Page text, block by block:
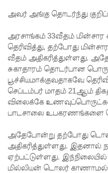
காணாமற்
வழக்கு
கோட்டாப
ய
ராஜபக்ச
செப்டம்பர்
29ஆம்
தேதி
காணொ
அவர் அங்கு தொடர்ந்து
அரசாங்கம் 33வீதம்
தெரிவித்து, தற்போது
வீதம் அதிகரித்துள்ளது.
சுகாதாரம் தொடர்பான
பூச்சியமாக்குவதாகவே
செப்டம்பர் மாதம் 21ஆம்
விலைக்கே
பாடசாலை உபகரணங்களை
அதேபோன்று தற்போது
அதிகரித்துள்ளது. இதனால்
ஏற்பட்டுள்ளது. இந்நிலையில்
மில்லியன் டொலர் காணாமல்